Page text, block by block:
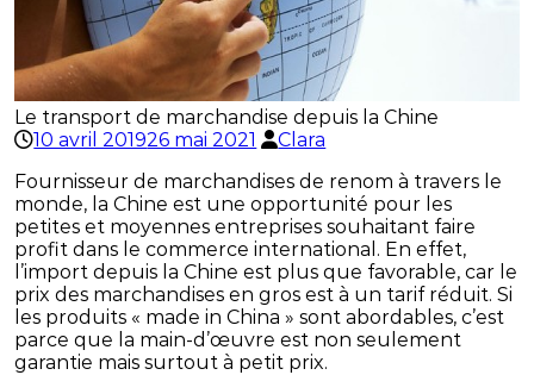
Le transport de marchandise depuis la Chine
10 avril 201926 mai 2021
Clara
Fournisseur de marchandises de renom à travers le
monde, la Chine est une opportunité pour les
petites et moyennes entreprises souhaitant faire
profit dans le commerce international. En effet,
l’import depuis la Chine est plus que favorable, car le
prix des marchandises en gros est à un tarif réduit. Si
les produits « made in China » sont abordables, c’est
parce que la main-d’œuvre est non seulement
garantie mais surtout à petit prix.